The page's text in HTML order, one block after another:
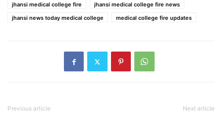
jhansi medical college fire
jhansi medical college fire news
jhansi news today medical college
medical college fire updates
Previous article Next article